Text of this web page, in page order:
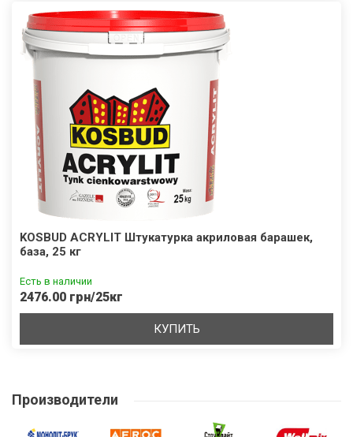
KOSBUD ACRYLIT Штукатурка акриловая барашек,
база, 25 кг
Есть в наличии
2476.00 грн/25кг
КУПИТЬ
Производители